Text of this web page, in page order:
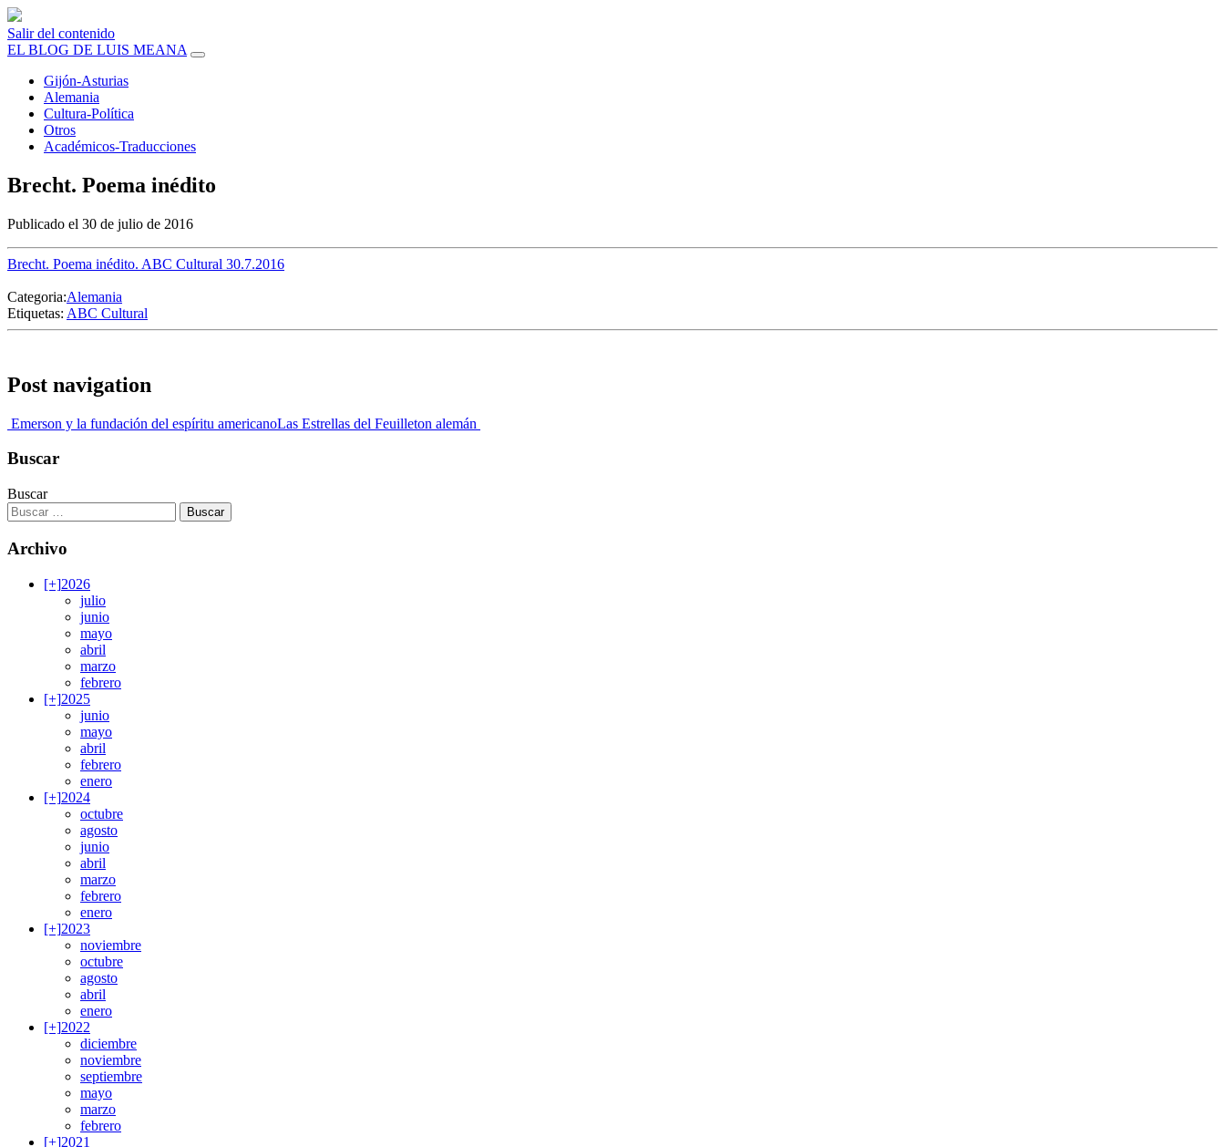
Salir del contenido
EL BLOG DE LUIS MEANA
Gijón-Asturias
Alemania
Cultura-Política
Otros
Académicos-Traducciones
Brecht. Poema inédito
Publicado el 30 de julio de 2016
Brecht. Poema inédito. ABC Cultural 30.7.2016
Categoria:Alemania
Etiquetas: ABC Cultural
Post navigation
Emerson y la fundación del espíritu americanoLas Estrellas del Feuilleton alemán
Buscar
Buscar
Archivo
[+]2026
julio
junio
mayo
abril
marzo
febrero
[+]2025
junio
mayo
abril
febrero
enero
[+]2024
octubre
agosto
junio
abril
marzo
febrero
enero
[+]2023
noviembre
octubre
agosto
abril
enero
[+]2022
diciembre
noviembre
septiembre
mayo
marzo
febrero
[+]2021